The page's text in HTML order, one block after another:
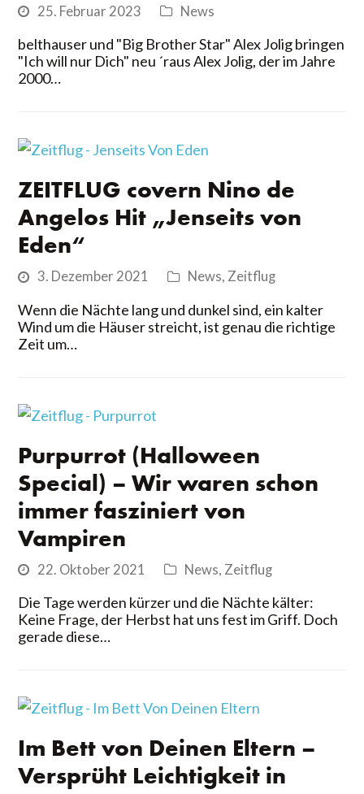
25. Februar 2023 News
belthauser und "Big Brother Star" Alex Jolig bringen
"Ich will nur Dich" neu ´raus Alex Jolig, der im Jahre
2000…
ZEITFLUG covern Nino de
Angelos Hit „Jenseits von
Eden“
3. Dezember 2021 News, Zeitflug
Wenn die Nächte lang und dunkel sind, ein kalter
Wind um die Häuser streicht, ist genau die richtige
Zeit um…
Purpurrot (Halloween
Special) – Wir waren schon
immer fasziniert von
Vampiren
22. Oktober 2021 News, Zeitflug
Die Tage werden kürzer und die Nächte kälter:
Keine Frage, der Herbst hat uns fest im Griff. Doch
gerade diese…
Im Bett von Deinen Eltern –
Versprüht Leichtigkeit in